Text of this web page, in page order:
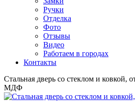
Ручки
Отделка
Фото
Отзывы
Видео
Работаем в городах
Контакты
Стальная дверь со стеклом и ковкой,
МДФ